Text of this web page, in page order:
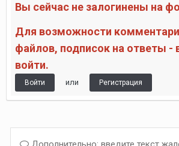
Вы сейчас не залогинены на
Для возможности
файлов, подписок на ответы -
войти.
Войти или Регистрация